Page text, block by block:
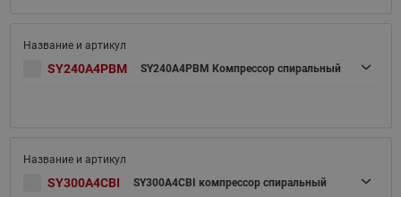
SY240A4PBM SY240A4PBM Компрессор спиральный
SY300A4CBI SY300A4CBI компрессор спиральный